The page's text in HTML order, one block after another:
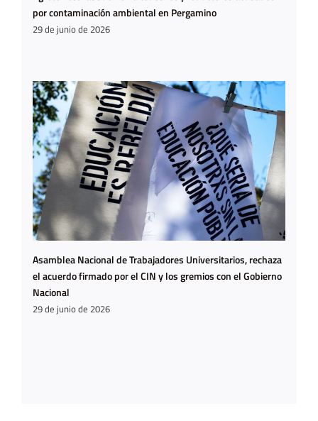
por contaminación ambiental en Pergamino
29 de junio de 2026
Asamblea Nacional de Trabajadores Universitarios, rechaza
el acuerdo firmado por el CIN y los gremios con el Gobierno
Nacional
29 de junio de 2026